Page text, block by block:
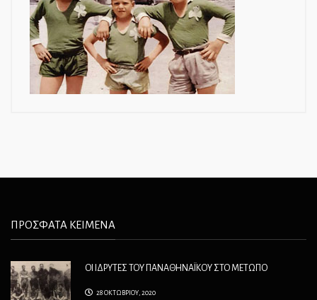
ΠΡΟΣΦΑΤΑ ΚΕΙΜΕΝΑ
ΟΙ ΙΔΡΥΤΕΣ ΤΟΥ ΠΑΝΑΘΗΝΑΪΚΟΥ ΣΤΟ ΜΕΤΩΠΟ
28 ΟΚΤΩΒΡΙΟΥ, 2020